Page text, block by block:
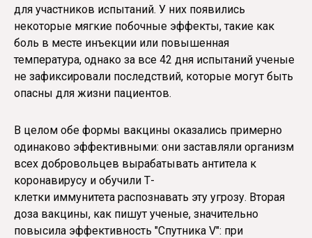
для участников испытаний. У них появились
некоторые мягкие побочные эффекты, такие как
боль в месте инъекции или повышенная
температура, однако за все 42 дня испытаний ученые
не зафиксировали последствий, которые могут быть
опасны для жизни пациентов.
В целом обе формы вакцины оказались примерно
одинаково эффективными: они заставляли организм
всех добровольцев вырабатывать антитела к
коронавирусу и обучили Т-
клетки иммунитета распознавать эту угрозу. Вторая
доза вакцины, как пишут ученые, значительно
повысила эффективность "Спутника V": при